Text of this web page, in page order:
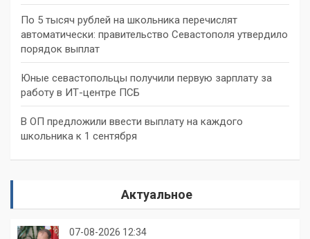
По 5 тысяч рублей на школьника перечислят
автоматически: правительство Севастополя утвердило
порядок выплат
Юные севастопольцы получили первую зарплату за
работу в ИТ-центре ПСБ
В ОП предложили ввести выплату на каждого
школьника к 1 сентября
Актуальное
07-08-2026 12:34